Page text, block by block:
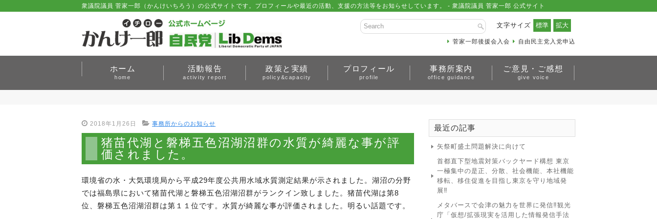
衆議院議員 菅家一郎（かんけいちろう）の公式サイトです。プロフィールや最近の活動、支援の方法等をお知らせしています。 - 衆議院議員 菅家一郎 公式サイト
文字サイズ
自由民主党入党申込
菅家一郎後援会入会
ホーム
home
活動報告
activity report
政策と実績
policy&capacity
プロフィール
profile
事務所案内
office guidance
ご意見・ご感想
give voice
2018年1月26日 事務所からのお知らせ
猪苗代湖と磐梯五色沼湖沼群の水質が綺麗な事が評
価されました。
環境省の水・大気環境局から平成29年度公共用水域水質測定結果が示されました。湖沼の分野
では福島県において猪苗代湖と磐梯五色沼湖沼群がランクイン致しました。猪苗代湖は第8
位、磐梯五色沼湖沼群は第１１位です。水質が綺麗な事が評価されました。明るい話題です。
最近の記事
矢祭町盛土問題解決に向けて
首都直下型地震対策バックヤード構想 東京
一極集中の是正、分散、社会機能、本社機能
移転、移住促進を目指し東京を守り地域発
展‼
メタバースで会津の魅力を世界に発信‼観光
庁「仮想/拡張現実を活用した情報発信手法